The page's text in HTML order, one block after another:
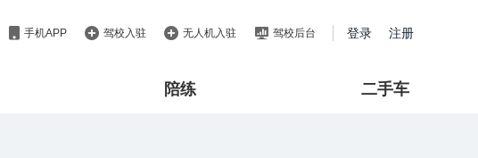
手机APP 驾校入驻 无人机入驻 驾校后台 登录 注册
陪练 二手车